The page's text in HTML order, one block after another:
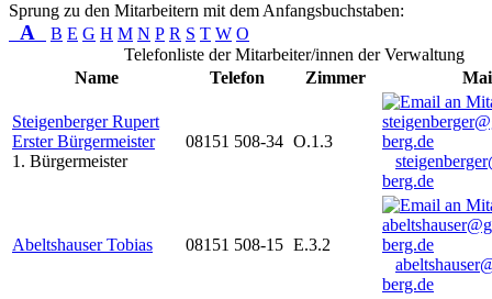
Sprung zu den Mitarbeitern mit dem Anfangsbuchstaben:
A B E G H M N P R S T W O
Telefonliste der Mitarbeiter/innen der Verwaltung
Name
Telefon Zimmer
Steigenberger Rupert
Erster Bürgermeister
1. Bürgermeister
08151 508-34 O.1.3
berg.de
Abeltshauser Tobias 08151 508-15 E.3.2
berg.de